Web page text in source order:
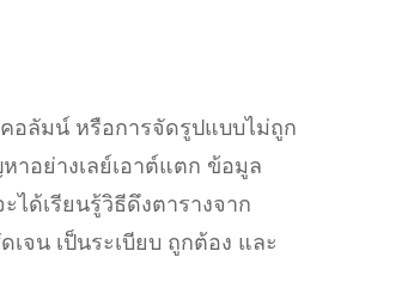
คอลัมน์ หรือการจัดรูปแบบไม่ถูก
าอย่างเลย์เอาต์แตก ข้อมูล
ด้เรียนรู้วิธีดึงตารางจาก
จน เป็นระเบียบ ถูกต้อง และ